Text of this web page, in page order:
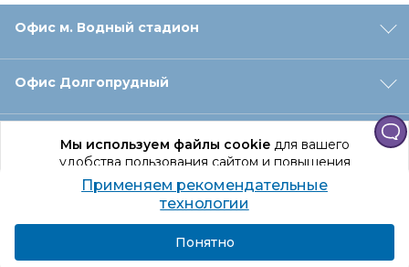
Мы используем файлы cookieдля вашего
удобства пользования сайтом и повышения
качества рекомендаций.
Продолжая использование сайта, вы даете
согласие на обработку персональных данных
Офис м. Водный стадион
Офис Долгопрудный
Офис Санкт‑Петербург
Оформление заказа
Применяем рекомендательные
технологии
Понятно